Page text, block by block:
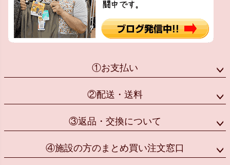
①お支払い
②配送・送料
③返品・交換について
④施設の方のまとめ買い注文窓口